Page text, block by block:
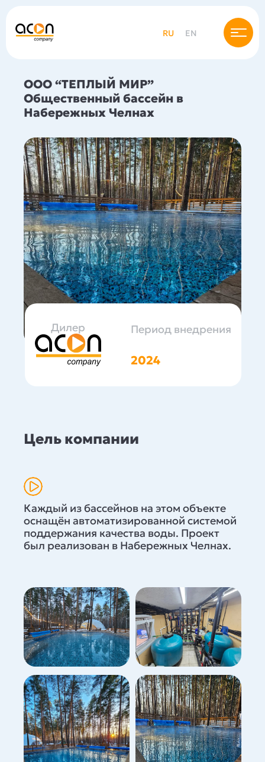
RU EN
ООО “ТЕПЛЫЙ МИР”
Общественный бассейн в
Набережных Челнах
Дилер Период внедрения
2024
Цель компании
Каждый из бассейнов на этом объекте
оснащён автоматизированной системой
поддержания качества воды. Проект
был реализован в Набережных Челнах.